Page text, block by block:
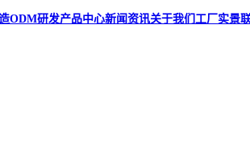
ODM研发产品中心新闻资讯关于我们 工厂实景